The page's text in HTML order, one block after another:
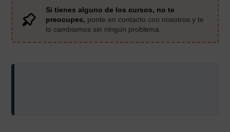
Si tienes alguno de los cursos, no te
preocupes, ponte en contacto con nosotros y te
lo cambiamos sin ningún problema.